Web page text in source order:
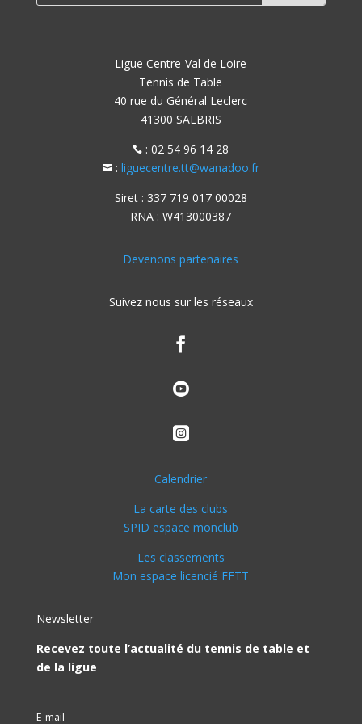
7 et 14 septembre : Braderie de Tours (37) et Tours
en fête – étape 6 de la tournée régionale
Ligue Centre-Val de Loire
Tennis de Table
40 rue du Général Leclerc
41300 SALBRIS
 : 02 54 96 14 28
: liguecentre.tt@wanadoo.fr
Siret : 337 719 017 00028
RNA : W413000387
Devenons partenaires
Suivez nous sur les réseaux



Calendrier
La carte des clubs
SPID espace monclub
Les classements
Mon espace licencié FFTT
Newsletter
Recevez toute l’actualité du tennis de table et
de la ligue
E-mail